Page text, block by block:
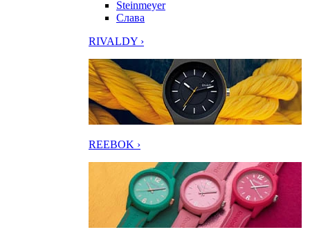
Steinmeyer
Слава
RIVALDY ›
REEBOK ›